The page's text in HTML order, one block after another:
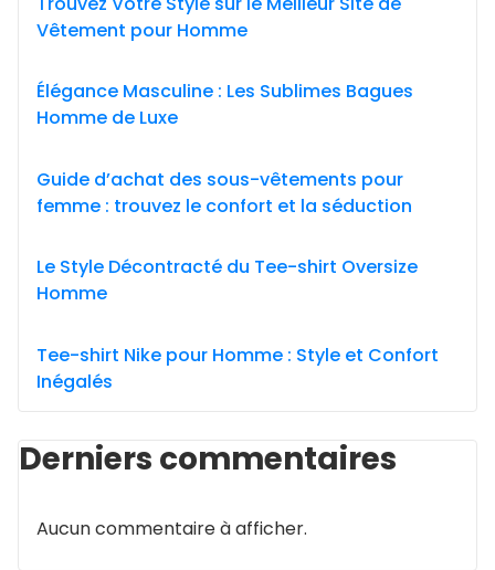
Vêtement pour Homme
Élégance Masculine : Les Sublimes Bagues
Homme de Luxe
Guide d’achat des sous-vêtements pour
femme : trouvez le confort et la séduction
Le Style Décontracté du Tee-shirt Oversize
Homme
Tee-shirt Nike pour Homme : Style et Confort
Inégalés
Derniers commentaires
Aucun commentaire à afficher.